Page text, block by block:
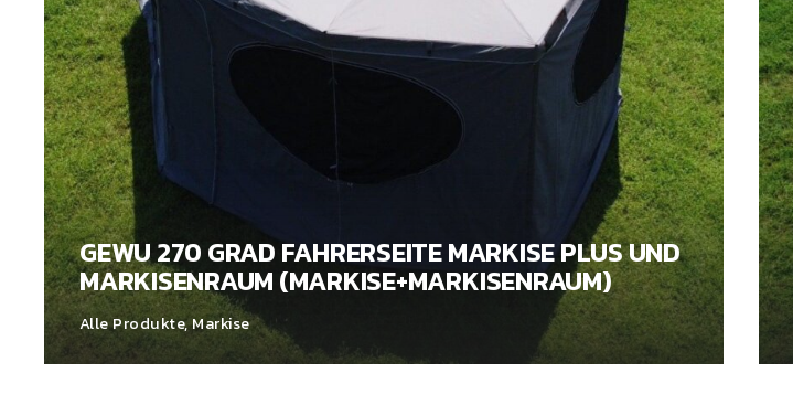
GEWU 270 GRAD FAHRERSEITE MARKISE PLUS UND
MARKISENRAUM (MARKISE+MARKISENRAUM)
Alle Produkte,Markise